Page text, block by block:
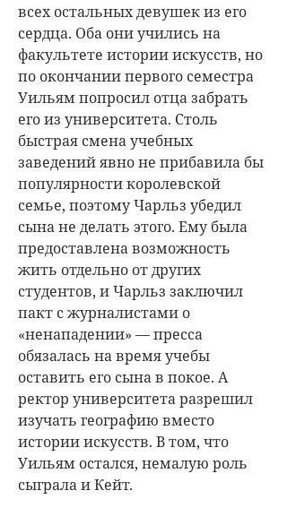
всех остальных девушек из его
сердца. Оба они учились на
факультете истории искусств, но
по окончании первого семестра
Уильям попросил отца забрать
его из университета. Столь
быстрая смена учебных
заведений явно не прибавила бы
популярности королевской
семье, поэтому Чарльз убедил
сына не делать этого. Ему была
предоставлена возможность
жить отдельно от других
студентов, и Чарльз заключил
пакт с журналистами о
«ненападении» — пресса
обязалась на время учебы
оставить его сына в покое. А
ректор университета разрешил
изучать географию вместо
истории искусств. В том, что
Уильям остался, немалую роль
сыграла и Кейт.